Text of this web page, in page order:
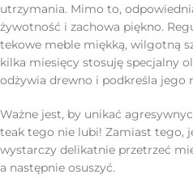
utrzymania. Mimo to,
żywotność i zachowa piękno.
tekowe meble miękką, wilgotną
kilka miesięcy stosuję specjalny
odżywia drewno i podkreśla jego
Ważne jest, by unikać
teak tego nie lubi! Zamiast tego,
wystarczy delikatnie przetrzeć
a następnie osuszyć.